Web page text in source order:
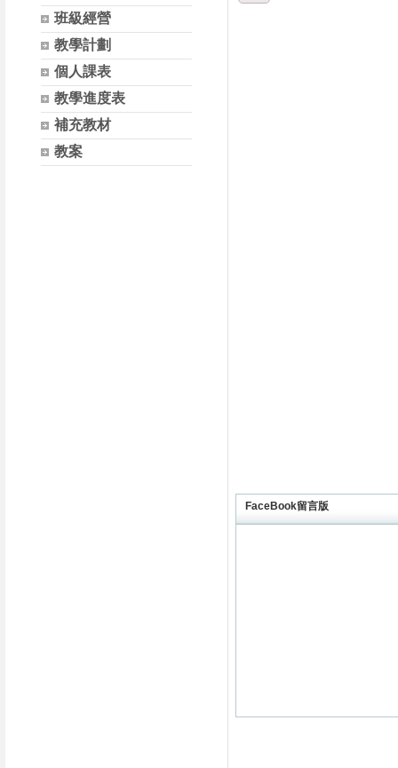
班級經營
教學計劃
個人課表
教學進度表
補充教材
教案
FaceBook留言版